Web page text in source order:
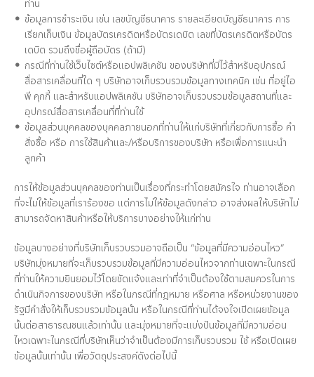
ท่าน
ข้อมูลการชำระเงิน เช่น เลขบัญชีธนาคาร รายละเอียดบัญชีธนาคาร การ
เรียกเก็บเงิน ข้อมูลบัตรเครดิตหรือบัตรเดบิต เลขที่บัตรเครดิตหรือบัตร
เดบิต รวมถึงชื่อผู้ถือบัตร (ถ้ามี)
กรณีที่ท่านใช้เว็บไซต์หรือแอปพลิเคชัน ของบริษัทที่มีไว้สำหรับอุปกรณ์
สื่อสารเคลื่อนที่ใด ๆ บริษัทอาจเก็บรวบรวมข้อมูลทางเทคนิค เช่น ที่อยู่ไอ
พี คุกกี้ และสำหรับแอปพลิเคชัน บริษัทอาจเก็บรวบรวมข้อมูลสถานที่และ
อุปกรณ์สื่อสารเคลื่อนที่ที่ท่านใช้
ข้อมูลส่วนบุคคลของบุคคลภายนอกที่ท่านให้แก่บริษัทที่เกี่ยวกับการซื้อ คำ
สั่งซื้อ หรือ การใช้สินค้าและ/หรือบริการของบริษัท หรือเพื่อการแนะนำ
ลูกค้า
การให้ข้อมูลส่วนบุคคลของท่านเป็นเรื่องที่กระทำโดยสมัครใจ ท่านอาจเลือก
ที่จะไม่ให้ข้อมูลที่เราร้องขอ แต่การไม่ให้ข้อมูลดังกล่าว อาจส่งผลให้บริษัทไม่
สามารถจัดหาสินค้าหรือให้บริการบางอย่างให้แก่ท่าน
ข้อมูลบางอย่างที่บริษัทเก็บรวบรวมอาจถือเป็น “ข้อมูลที่มีความอ่อนไหว”
บริษัทมุ่งหมายที่จะเก็บรวบรวมข้อมูลที่มีความอ่อนไหวจากท่านเฉพาะในกรณี
ที่ท่านให้ความยินยอมไว้โดยชัดแจ้งและเท่าที่จำเป็นต้องใช้ตามสมควรในการ
ดำเนินกิจการของบริษัท หรือในกรณีที่กฎหมาย หรือศาล หรือหน่วยงานของ
รัฐมีคำสั่งให้เก็บรวบรวมข้อมูลนั้น หรือในกรณีที่ท่านได้จงใจเปิดเผยข้อมูล
นั้นต่อสาธารณชนแล้วเท่านั้น และมุ่งหมายที่จะแบ่งปันข้อมูลที่มีความอ่อน
ไหวเฉพาะในกรณีที่บริษัทเห็นว่าจำเป็นต้องมีการเก็บรวบรวม ใช้ หรือเปิดเผย
ข้อมูลนั้นเท่านั้น เพื่อวัตถุประสงค์ดังต่อไปนี้